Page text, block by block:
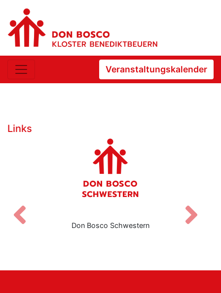
Veranstaltungskalender
Links
Don Bosco Schwestern
Zurück